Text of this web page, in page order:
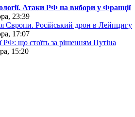
Атаки РФ на вибори у Франції
23:39
Європи. Російський дрон в Лейпцигу
17:07
РФ: що стоїть за рішенням Путіна
15:20